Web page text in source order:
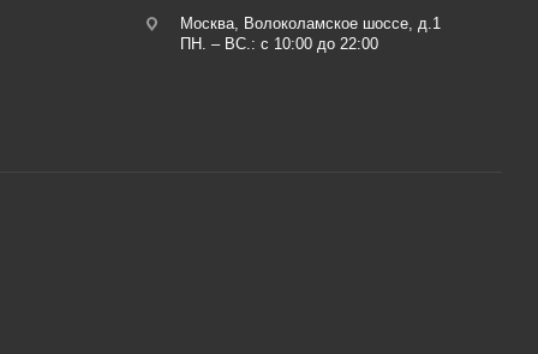
Москва, Волоколамское шоссе, д.1
ПН. – ВС.: с 10:00 до 22:00